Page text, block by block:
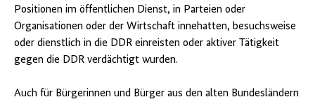
Positionen im öffentlichen Dienst, in Parteien oder
Organisationen oder der Wirtschaft innehatten, besuchsweise
oder dienstlich in die DDR einreisten oder aktiver Tätigkeit
gegen die DDR verdächtigt wurden.
Auch für Bürgerinnen und Bürger aus den alten Bundesländern